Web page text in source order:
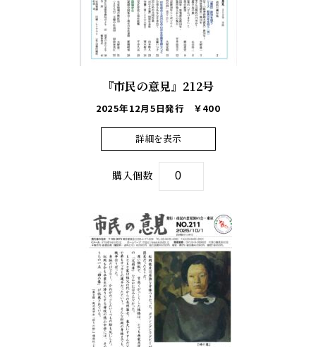
『市民の意見』212号
2025年12月5日発行 ￥400
詳細を表示
購入個数